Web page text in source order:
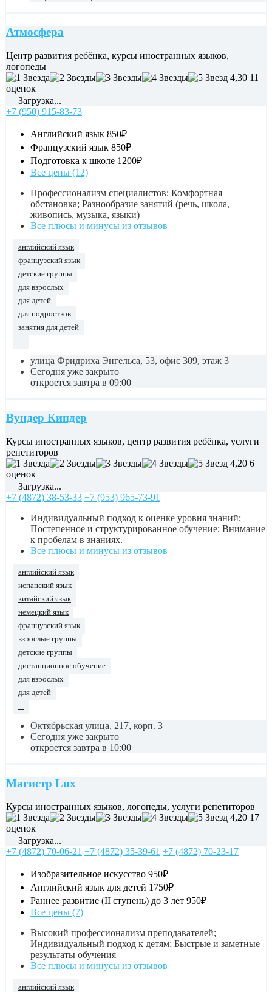
Атмосфера
Центр развития ребёнка, курсы иностранных языков,
логопеды
4,30 11
оценок
Загрузка...
+7 (950) 915-83-73
Английский язык 850₽
Французский язык 850₽
Подготовка к школе 1200₽
Все цены (12)
Профессионализм специалистов; Комфортная
обстановка; Разнообразие занятий (речь, школа,
живопись, музыка, языки)
Все плюсы и минусы из отзывов
английский язык
французский язык
детские группы
для взрослых
для детей
для подростков
занятия для детей
улица Фридриха Энгельса, 53, офис 309, этаж 3
Сегодня уже закрыто
откроется завтра в 09:00
Вундер Киндер
Курсы иностранных языков, центр развития ребёнка, услуги
репетиторов
4,20 6
оценок
Загрузка...
+7 (4872) 38-53-33 +7 (953) 965-73-91
Индивидуальный подход к оценке уровня знаний;
Постепенное и структурированное обучение; Внимание
к пробелам в знаниях.
Все плюсы и минусы из отзывов
английский язык
испанский язык
китайский язык
немецкий язык
французский язык
взрослые группы
детские группы
дистанционное обучение
для взрослых
для детей
...
Октябрьская улица, 217, корп. 3
Сегодня уже закрыто
откроется завтра в 10:00
Магистр Lux
Курсы иностранных языков, логопеды, услуги репетиторов
4,20 17
оценок
Загрузка...
+7 (4872) 70-06-21 +7 (4872) 35-39-61 +7 (4872) 70-23-17
Изобразительное искусство 950₽
Английский язык для детей 1750₽
Раннее развитие (II ступень) до 3 лет 950₽
Все цены (7)
Высокий профессионализм преподавателей;
Индивидуальный подход к детям; Быстрые и заметные
результаты обучения
Все плюсы и минусы из отзывов
английский язык